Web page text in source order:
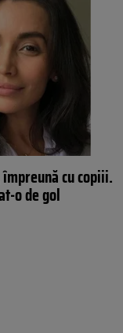
cu copiii.
o de gol